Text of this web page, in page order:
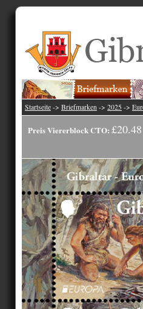
Startseite -> Briefmarken -> 2025 ->
Preis Viererblock CTO: £20.48